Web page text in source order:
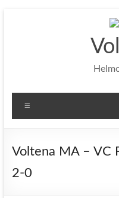
Voltena MA – VC
2-0